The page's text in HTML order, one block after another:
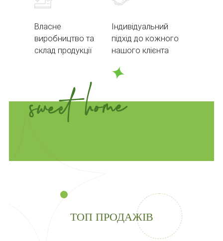
Власне
виробництво та
склад продукції
Індивідуальний
підхід до кожного
нашого клієнта
ТОП ПРОДАЖІВ